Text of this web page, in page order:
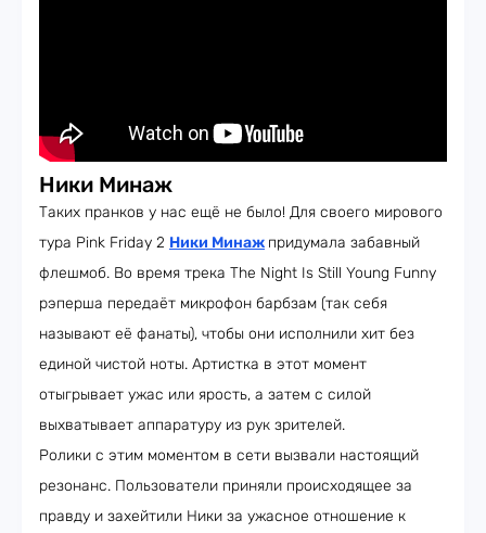
Ники Минаж
Таких пранков у нас ещё не было! Для своего мирового
тура Pink Friday 2 Ники Минаж придумала забавный
флешмоб. Во время трека The Night Is Still Young Funny
рэперша передаёт микрофон барбзам (так себя
называют её фанаты), чтобы они исполнили хит без
единой чистой ноты. Артистка в этот момент
отыгрывает ужас или ярость, а затем с силой
выхватывает аппаратуру из рук зрителей.
Ролики с этим моментом в сети вызвали настоящий
резонанс. Пользователи приняли происходящее за
правду и захейтили Ники за ужасное отношение к